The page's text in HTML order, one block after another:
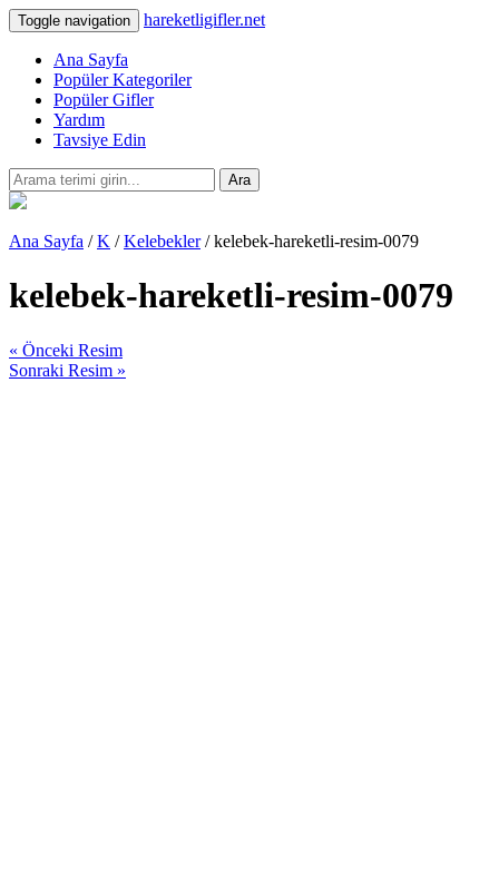
Toggle navigation hareketligifler.net
Ana Sayfa
Popüler Kategoriler
Popüler Gifler
Yardım
Tavsiye Edin
Ara
Ana Sayfa /K /Kelebekler/ kelebek-hareketli-resim-0079
kelebek-hareketli-resim-0079
« Önceki Resim
Sonraki Resim »